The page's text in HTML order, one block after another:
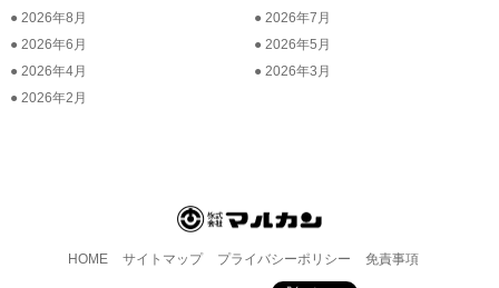
2026年8月
2026年7月
2026年6月
2026年5月
2026年4月
2026年3月
2026年2月
HOME サイトマップ プライバシーポリシー 免責事項